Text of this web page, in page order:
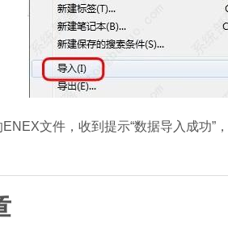
文件，收到提示“数据导入成功”